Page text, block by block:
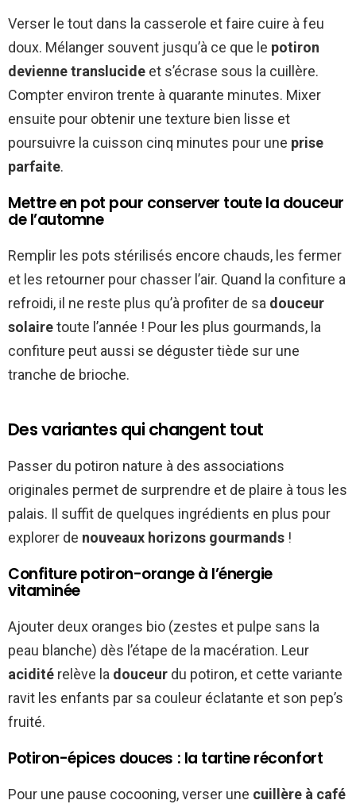
Verser le tout dans la casserole et faire cuire à feu
doux. Mélanger souvent jusqu’à ce que le potiron
devienne translucide et s’écrase sous la cuillère.
Compter environ trente à quarante minutes. Mixer
ensuite pour obtenir une texture bien lisse et
poursuivre la cuisson cinq minutes pour une prise
parfaite.
Mettre en pot pour conserver toute la douceur
de l’automne
Remplir les pots stérilisés encore chauds, les fermer
et les retourner pour chasser l’air. Quand la confiture a
refroidi, il ne reste plus qu’à profiter de sa douceur
solairetoute l’année ! Pour les plus gourmands, la
confiture peut aussi se déguster tiède sur une
tranche de brioche.
Des variantes qui changent tout
Passer du potiron nature à des associations
originales permet de surprendre et de plaire à tous les
palais. Il suffit de quelques ingrédients en plus pour
explorer de nouveaux horizons gourmands !
Confiture potiron-orange à l’énergie
vitaminée
Ajouter deux oranges bio (zestes et pulpe sans la
peau blanche) dès l’étape de la macération. Leur
acidité relève la douceur du potiron, et cette variante
ravit les enfants par sa couleur éclatante et son pep’s
fruité.
Potiron-épices douces : la tartine réconfort
Pour une pause cocooning, verser une cuillère à café